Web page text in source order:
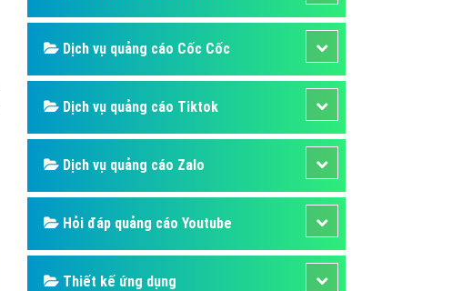
Dịch vụ quảng cáo Cốc Cốc
Dịch vụ quảng cáo Tiktok
Dịch vụ quảng cáo Zalo
Hỏi đáp quảng cáo Youtube
Thiết kế ứng dụng